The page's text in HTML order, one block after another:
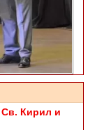
Св. Кирил и